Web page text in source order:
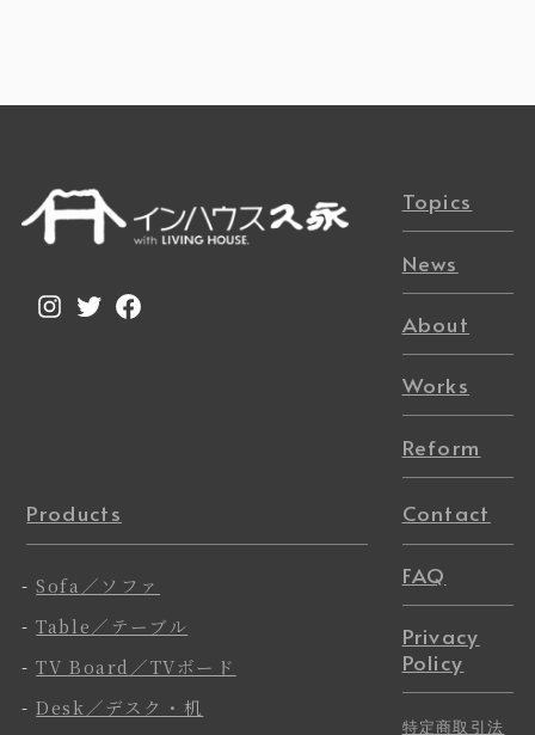
Instagram
TwitterFacebook
Topics
News
About
Works
Reform
Products
-Sofa／ソファ
-Table／テーブル
-TV Board／TVボード
-Desk／デスク・机
Contact
FAQ
Privacy
Policy
特定商取引法